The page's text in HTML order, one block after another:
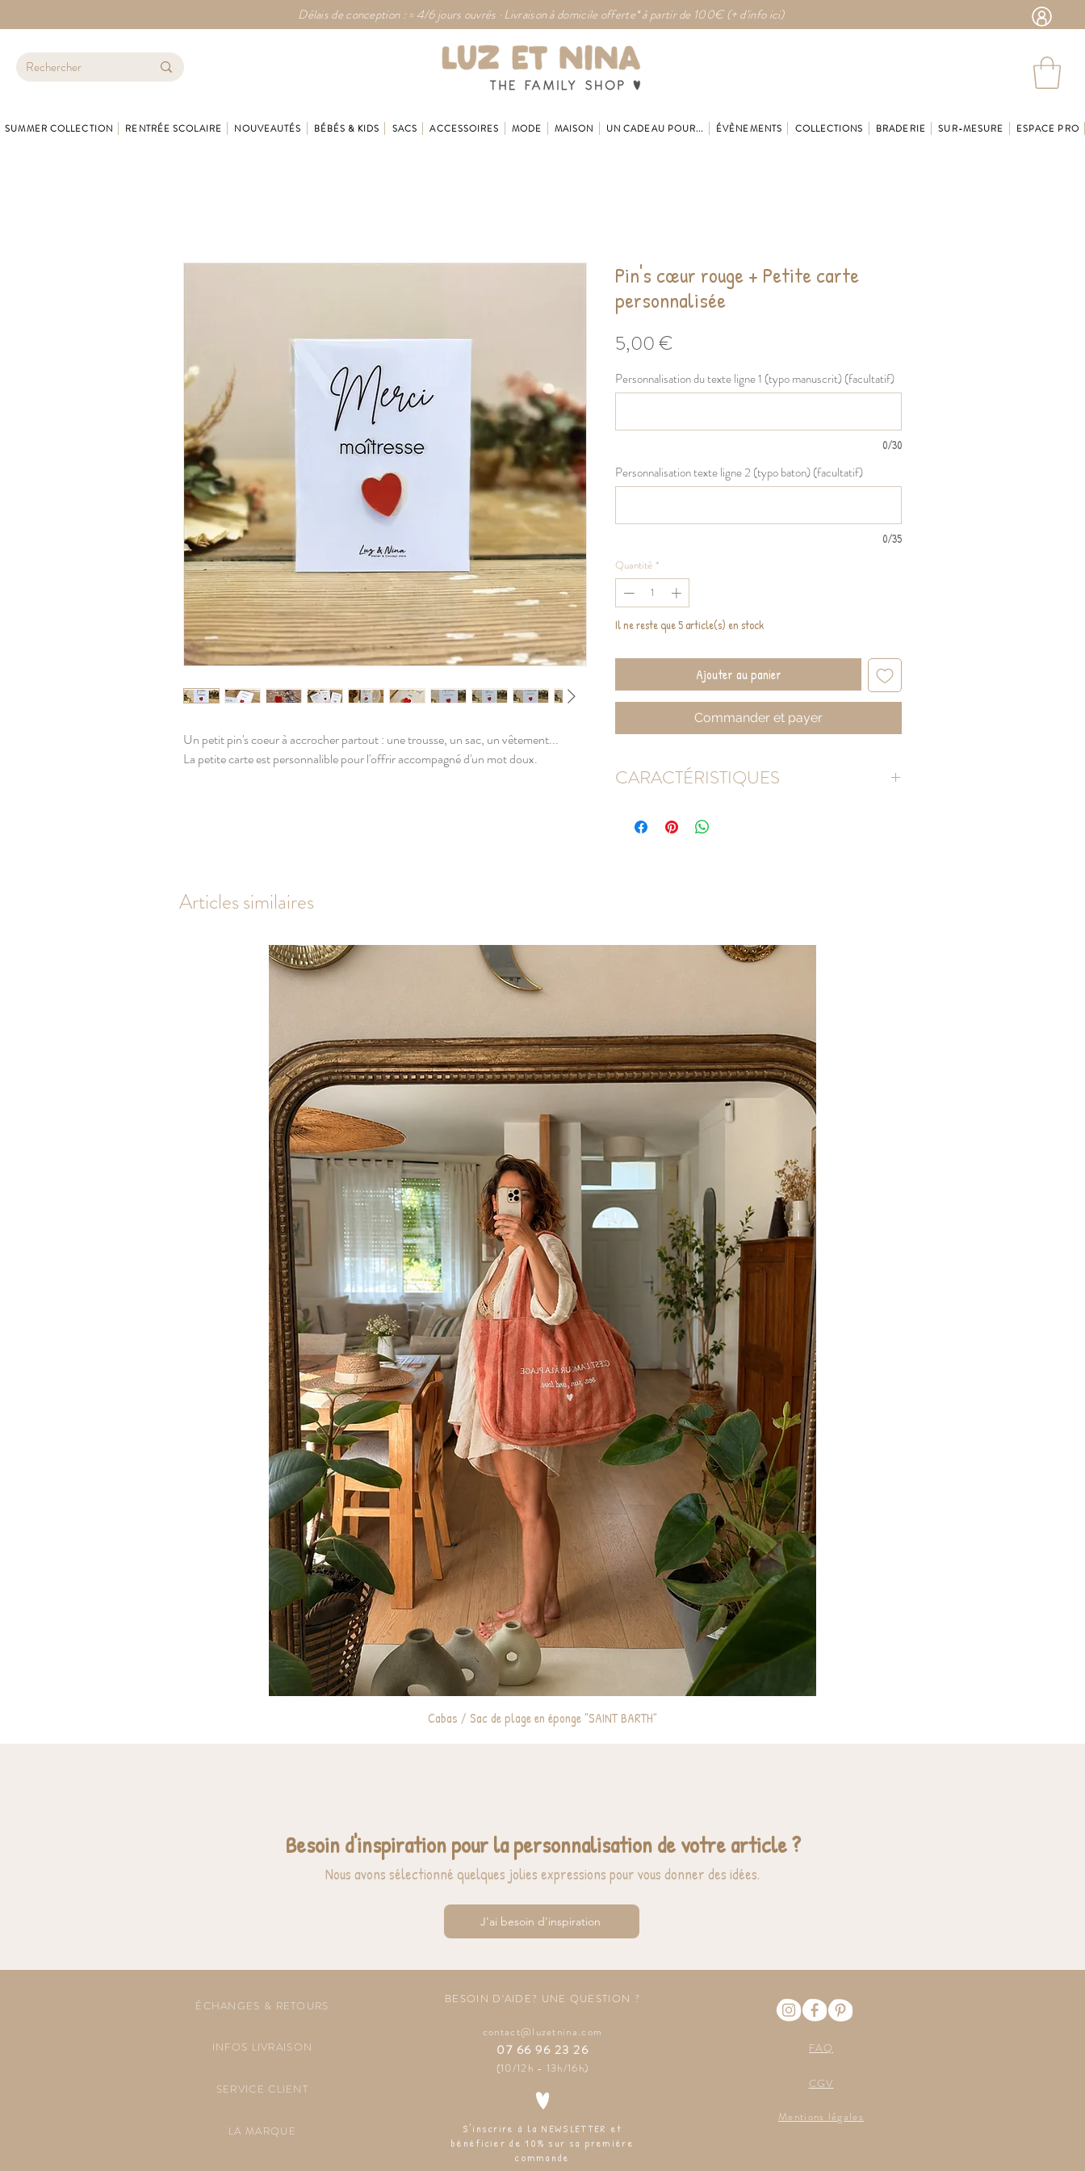
Délais de conception : ≈ 4/6 jours ouvrés · Livraison à domicile offerte* à partir de 100€ (+ d'info ici)
SUMMER COLLECTION RENTRÉE SCOLAIRE NOUVEAUTÉS BÉBÉS & KIDS SACS ACCESSOIRES MODE MAISON UN CADEAU POUR... ÉVÈNEMENTS COLLECTIONS BRADERIE SUR-MESURE ESPACE PRO
Un petit pin's coeur à accrocher partout : une trousse, un sac, un vêtement...
La petite carte est personnalible pour l'offrir accompagné d'un mot doux.
Pin's cœur rouge + Petite carte
personnalisée
5,00 €
Personnalisation du texte ligne 1 (typo manuscrit) (facultatif)
0/30
Personnalisation texte ligne 2 (typo baton) (facultatif)
0/35
Quantité *
Il ne reste que 5 article(s) en stock
Ajouter au panier
Commander et payer
CARACTÉRISTIQUES
Papier 300gr, mat.
Articles similaires
Cabas / Sac de plage en éponge "SAINT BARTH"
Besoin d'inspiration pour la personnalisation de votre article ?
Nous avons sélectionné quelques jolies expressions pour vous donner des idées.
J'ai besoin d'inspiration
ÉCHANGES & RETOURS
INFOS LIVRAISON
SERVICE CLIENT
LA MARQUE
BESOIN D'AIDE? UNE QUESTION ?
contact@luzetnina.com
07 66 96 23 26
(10/12h - 13h/16h)
S'inscrire à la NEWSLETTER et
bénéficier de 10% sur sa première
commande
FAQ
CGV
Mentions légales